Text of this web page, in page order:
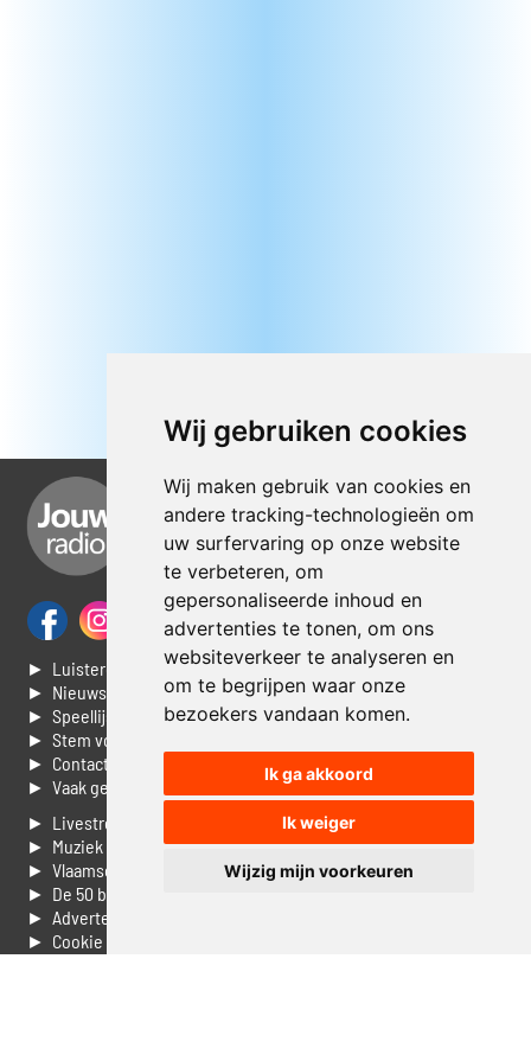
Wij gebruiken cookies
Wij maken gebruik van cookies en
andere tracking-technologieën om
uw surfervaring op onze website
te verbeteren, om
gepersonaliseerde inhoud en
advertenties te tonen, om ons
websiteverkeer te analyseren en
om te begrijpen waar onze
bezoekers vandaan komen.
Ik ga akkoord
Ik weiger
Wijzig mijn voorkeuren
► Luisteren naar Jouwradio
► Nieuws
► Speellijst
► Stem voor de Dag top 3
► Contacteer ons
► Vaak gestelde vragen
► Livestream informatie
► Muziek opzoeken
► Vlaamse 100 Aller tijden
► De 50 beste van...
► Adverteren op Jouwradio
► Cookie voorkeuren wijzigen